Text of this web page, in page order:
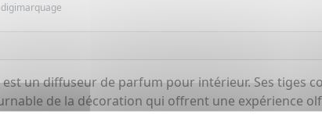
un diffuseur de parfum pour intérieur. Ses
de la décoration qui offrent une expérience